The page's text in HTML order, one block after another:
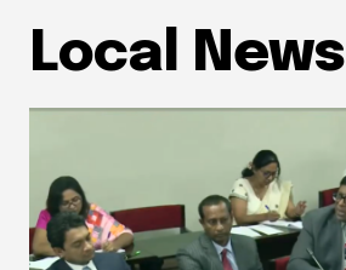
Local News